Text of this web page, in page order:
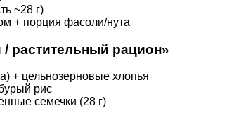
~28 г)
+ порция фасоли/нута
растительный рацион»
+ цельнозерновые хлопья
рис
семечки (28 г)